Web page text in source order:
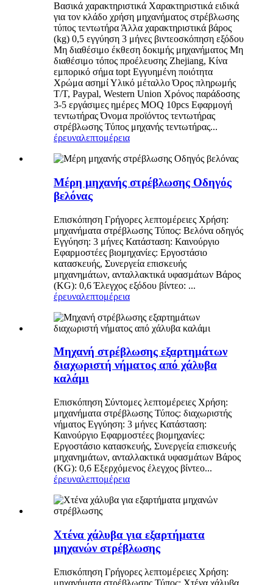
Βασικά χαρακτηριστικά Χαρακτηριστικά ειδικά
για τον κλάδο χρήση μηχανήματος στρέβλωσης
τύπος τεντωτήρα Άλλα χαρακτηριστικά βάρος
(kg) 0,5 εγγύηση 3 μήνες βιντεοσκόπηση εξόδου
Μη διαθέσιμο έκθεση δοκιμής μηχανήματος Μη
διαθέσιμο τόπος προέλευσης Zhejiang, Κίνα
εμπορικό σήμα topt Εγγυημένη ποιότητα
Χρώμα ασημί Υλικό μέταλλο Όρος πληρωμής
T/T, Paypal, Western Union Χρόνος παράδοσης
3-5 εργάσιμες ημέρες MOQ 10pcs Εφαρμογή
τεντωτήρας Όνομα προϊόντος τεντωτήρας
στρέβλωσης Τύπος μηχανής τεντωτήρας...
έρευναλεπτομέρεια
Μέρη μηχανής στρέβλωσης Οδηγός
βελόνας
Επισκόπηση Γρήγορες λεπτομέρειες Χρήση:
μηχανήματα στρέβλωσης Τύπος: Βελόνα οδηγός
Εγγύηση: 3 μήνες Κατάσταση: Καινούργιο
Εφαρμοστέες βιομηχανίες: Εργοστάσιο
κατασκευής, Συνεργεία επισκευής
μηχανημάτων, ανταλλακτικά υφασμάτων Βάρος
(KG): 0,6 Έλεγχος εξόδου βίντεο: ...
έρευναλεπτομέρεια
Μηχανή στρέβλωσης εξαρτημάτων
διαχωριστή νήματος από χάλυβα
καλάμι
Επισκόπηση Σύντομες λεπτομέρειες Χρήση:
μηχανήματα στρέβλωσης Τύπος: διαχωριστής
νήματος Εγγύηση: 3 μήνες Κατάσταση:
Καινούργιο Εφαρμοστέες βιομηχανίες:
Εργοστάσιο κατασκευής, Συνεργεία επισκευής
μηχανημάτων, ανταλλακτικά υφασμάτων Βάρος
(KG): 0,6 Εξερχόμενος έλεγχος βίντεο...
έρευναλεπτομέρεια
Χτένα χάλυβα για εξαρτήματα
μηχανών στρέβλωσης
Επισκόπηση Γρήγορες λεπτομέρειες Χρήση:
μηχανήματα στρέβλωσης Τύπος: Χτένα χάλυβα